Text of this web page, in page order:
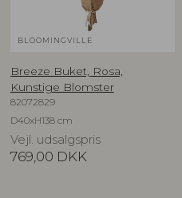
BLOOMINGVILLE
Breeze Buket, Rosa,
Kunstige Blomster
82072829
D40xH138 cm
Vejl. udsalgspris
769,00 DKK